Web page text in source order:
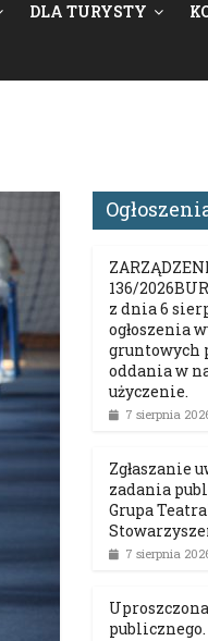
DLA TURYSTY
136/
z dnia 6
ogłoszenia
gruntowych
oddania w
użyczenie.
7 sierpnia
Zgłaszanie
zadania
Grupa
7 sierpnia
publicznego.